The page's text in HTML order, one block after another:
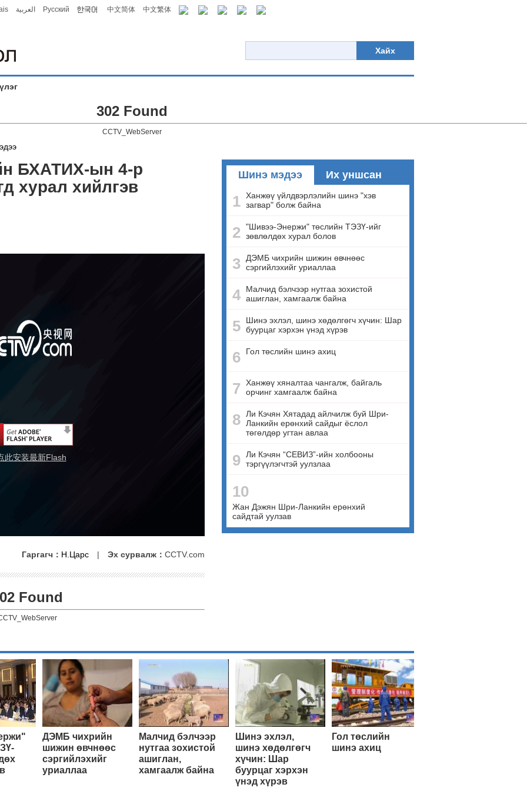
العربية Русский 中文简体 中文繁体
Хайх
302 Found
CCTV_WebServer
БХАТИХ-ын 4-р
хурал хийлгэв
此安装最新Flash
Гаргагч： Н.Царс | Эх сурвалж： CCTV.com
Found
Шинэ мэдээ Их уншсан
1 Ханжөү үйлдвэрлэлийн шинэ "хэв
загвар" болж байна
2 "Шивээ-Энержи" төслийн ТЭЗҮ-ийг
зөвлөлдөх хурал болов
3
ДЭМБ чихрийн шижин өвчнөөс
сэргийлэхийг уриаллаа
4
Малчид бэлчээр нутгаа зохистой
ашиглан, хамгаалж байна
5
Шинэ эхлэл, шинэ хөдөлгөгч хүчин: Шар
буурцаг хэрхэн үнэд хүрэв
6 Гол төслийн шинэ ахиц
7
Ханжөү хяналтаа чангалж, байгаль
орчинг хамгаалж байна
8
Ли Кэчян Хятадад айлчилж буй Шри-
Ланкийн ерөнхий сайдыг ёслол
төгөлдөр угтан авлаа
9
Ли Кэчян “СЕВИЗ”-ийн холбооны
тэргүүлэгчтэй уулзлаа
10
Жан Дэжян Шри-Ланкийн ерөнхий
сайдтай уулзав
ДЭМБ чихрийн
шижин өвчнөөс
сэргийлэхийг
уриаллаа
Малчид бэлчээр
нутгаа зохистой
ашиглан,
хамгаалж байна
Шинэ эхлэл,
шинэ хөдөлгөгч
хүчин: Шар
буурцаг хэрхэн
үнэд хүрэв
Гол төслийн
шинэ ахиц